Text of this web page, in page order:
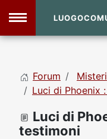
Home
DVD Shop
Sito
Forum Misteri
Luci di Phoenix
Luci di
testimoni